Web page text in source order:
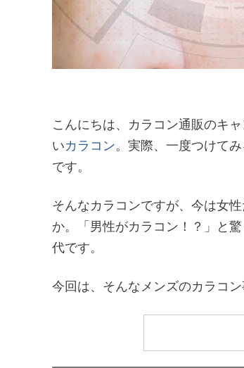
こんにちは、カラコン通販のキ
いカラコン。実際、一度つけて
です。
そんなカラコンですが、今は女
か。「男性がカラコン！？」と
代です。
今回は、そんなメンズのカラコ